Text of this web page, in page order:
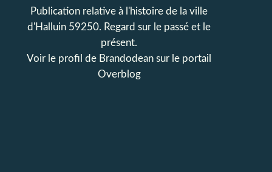
Publication relative à l'histoire de la ville
d'Halluin 59250. Regard sur le passé et le
présent.
Voir le profil de Brandodean sur le portail
Overblog